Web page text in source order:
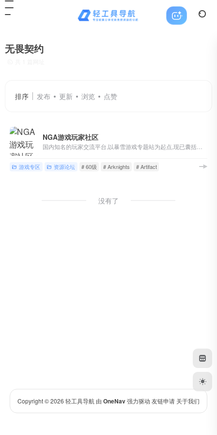
无畏契约
排序 发布 更新 浏览 点赞
NGA游戏玩家社区
游戏专区 资源论坛 # 60级 # Arknights # Artifact
没有了
Copyright © 2026 轻工具导航 由 OneNav强力驱动 友链申请 关于我们